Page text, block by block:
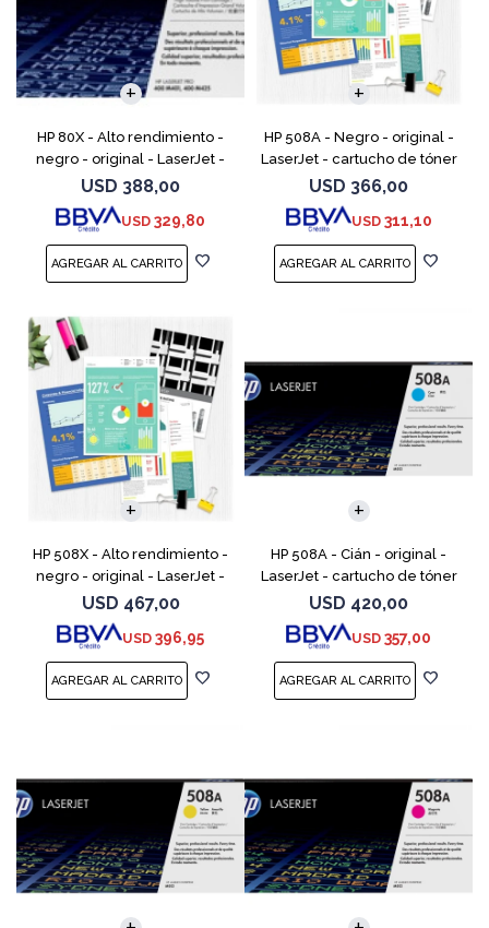
HP 80X - Alto rendimiento -
negro - original - LaserJet -
cartucho de tóner (CF280X) -
para LaserJet Pro 400 M401,
MFP M425
USD 388,00
USD 329,80
HP 508A - Negro - original -
LaserJet - cartucho de tóner
(CF360A) - para Color
LaserJet Enterprise MFP M577;
LaserJet Enterpris
USD 366,00
USD 311,10
HP 508X - Alto rendimiento -
negro - original - LaserJet -
cartucho de tóner (CF360X) -
para Color LaserJet
Enterprise MFP M577;
USD 467,00
USD 396,95
HP 508A - Cián - original -
LaserJet - cartucho de tóner
(CF361A) - para Color
LaserJet Enterprise MFP M577;
LaserJet Enterprise
USD 420,00
USD 357,00